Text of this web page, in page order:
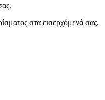
στα εισερχόμενά σας.